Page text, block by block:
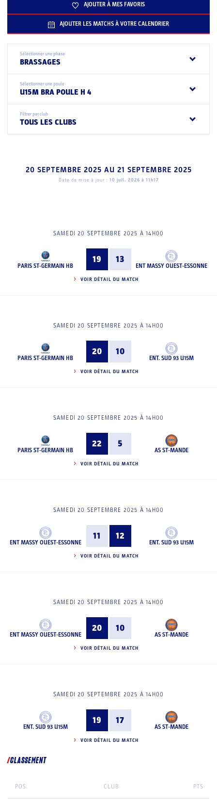
AJOUTER À MES FAVORIS
AJOUTER LES MATCHS À VOTRE CALENDRIER
Sélectionner une phase
BRASSAGES
Sélectionner une poule
U15M BRA POULE H 4
Filtrer par club
TOUS LES CLUBS
20 SEPTEMBRE 2025 AU 21 SEPTEMBRE 2025
Date de mise à jour : 10 juil. 2026 à 11h17
SAMEDI 20 SEPTEMBRE 2025 À 14H00
PARIS ST-GERMAIN HB
19 13
ENT MASSY OUEST-ESSONNE
VOIR DÉTAIL DU MATCH
SAMEDI 20 SEPTEMBRE 2025 À 14H00
PARIS ST-GERMAIN HB
20 10
ENT. SUD 93 U15M
VOIR DÉTAIL DU MATCH
SAMEDI 20 SEPTEMBRE 2025 À 14H00
PARIS ST-GERMAIN HB
22 5
AS ST-MANDE
VOIR DÉTAIL DU MATCH
SAMEDI 20 SEPTEMBRE 2025 À 14H00
ENT MASSY OUEST-ESSONNE
11 12
ENT. SUD 93 U15M
VOIR DÉTAIL DU MATCH
SAMEDI 20 SEPTEMBRE 2025 À 14H00
ENT MASSY OUEST-ESSONNE
20 10
AS ST-MANDE
VOIR DÉTAIL DU MATCH
SAMEDI 20 SEPTEMBRE 2025 À 14H00
ENT. SUD 93 U15M
19 17
AS ST-MANDE
VOIR DÉTAIL DU MATCH
CLASSEMENT
POS. CLUB PTS